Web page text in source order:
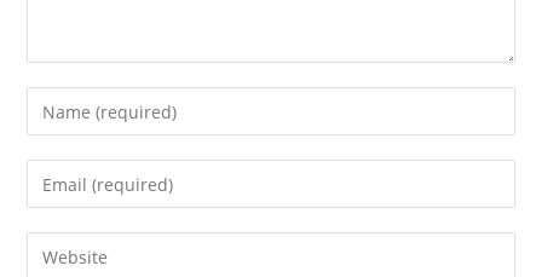
Enter
your
name
Enter
your
email
address
Enter